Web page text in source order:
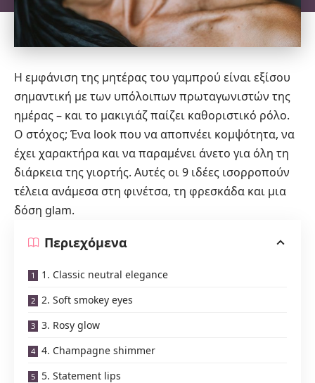
Η εμφάνιση της μητέρας του γαμπρού είναι εξίσου
σημαντική με των υπόλοιπων πρωταγωνιστών της
ημέρας – και το μακιγιάζ παίζει καθοριστικό ρόλο.
Ο στόχος; Ένα look που να αποπνέει κομψότητα, να
έχει χαρακτήρα και να παραμένει άνετο για όλη τη
διάρκεια της γιορτής. Αυτές οι 9 ιδέες ισορροπούν
τέλεια ανάμεσα στη φινέτσα, τη φρεσκάδα και μια
δόση glam.
Περιεχόμενα
1. Classic neutral elegance
2. Soft smokey eyes
3. Rosy glow
4. Champagne shimmer
5. Statement lips